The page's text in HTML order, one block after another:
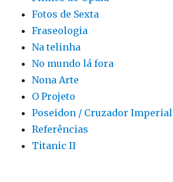
Fotos de Sexta
Fraseologia
Na telinha
No mundo lá fora
Nona Arte
O Projeto
Poseidon / Cruzador Imperial
Referências
Titanic II